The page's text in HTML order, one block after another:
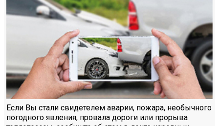
Если Вы стали свидетелем аварии, пожара, необычного
погодного явления, провала дороги или прорыва